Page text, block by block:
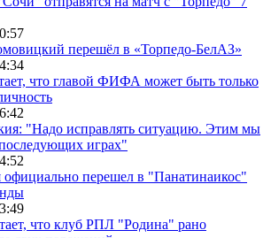
перешёл в «Торпедо-БелАЗ»
что главой ФИФА может быть только
"Надо исправлять ситуацию. Этим мы
играх"
официально перешел в "Панатинаикос"
что клуб РПЛ "Родина" рано